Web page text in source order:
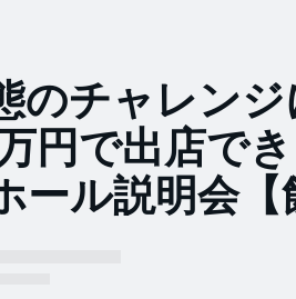
のチャレン
円で出店で
ール説明会